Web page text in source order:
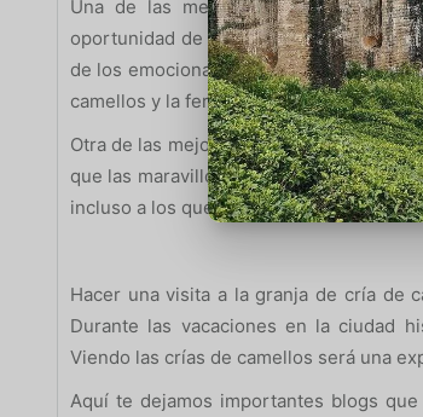
Una de las mejores cosas que
oportunidad de elegir varios productos
de los emocionantes safaris por el
camellos y la feria será una experiencia
Otra de las mejores cosas que hacer en
que las maravillosas construcciones de
incluso a los que les gusta degustar
Hacer una visita a la granja de cría de
Durante las vacaciones en la ciudad
Viendo las crías de camellos será una
Aquí te dejamos importantes blogs